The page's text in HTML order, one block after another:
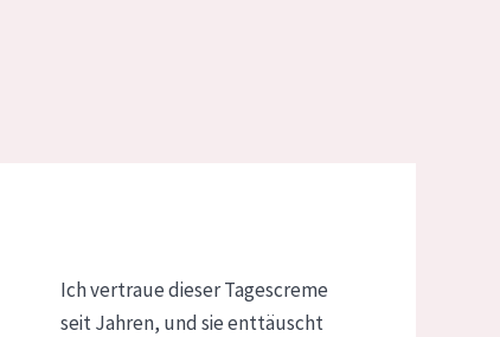
Ich vertraue dieser Tagescreme
seit Jahren, und sie enttäuscht